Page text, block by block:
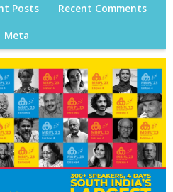
Posts Recent Comments
Meta